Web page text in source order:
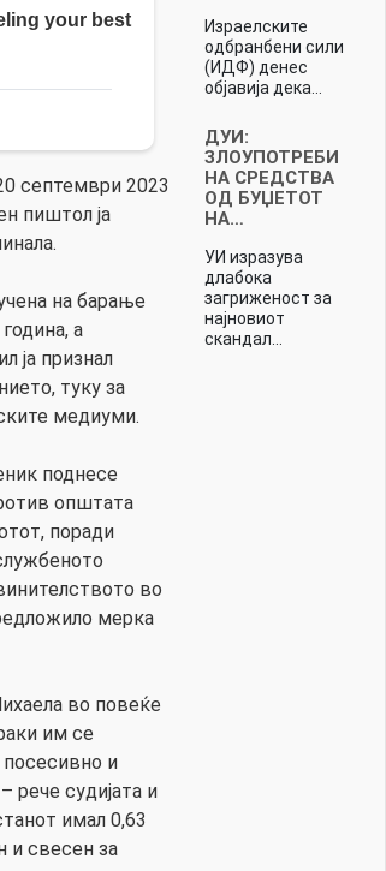
септември 2023
пиштол ја
на барање
а
ја признал
туку за
медиуми.
поднесе
општата
поради
во
мерка
во повеќе
им се
и
рече судијата и
имал 0,63
и свесен за
Израелските
одбранбени сили
(ИДФ) денес
објавија дека…
ДУИ:
ЗЛОУПОТРЕБИ
НА СРЕДСТВА
ОД БУЏЕТОТ
НА…
УИ изразува
длабока
загриженост за
најновиот
скандал…